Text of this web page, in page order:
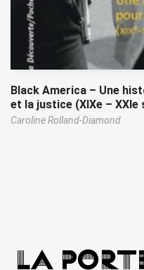
Black America – Une
et la justice (XIXe – XXIe
Caroline Rolland-Diamond